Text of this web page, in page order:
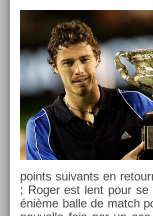
points suivants en
; Roger est lent pour
énième balle de match